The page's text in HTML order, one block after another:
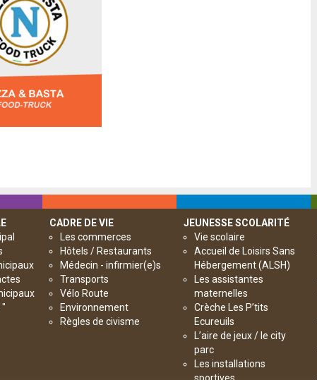
CADRE DE VIE
Les commerces
Hôtels / Restaurants
Médecin - infirmier(e)s
Transports
Vélo Route
Environnement
Règles de civisme
JEUNESSE SCOLARITÉ
Vie scolaire
Accueil de Loisirs Sans
Hébergement (ALSH)
Les assistantes
maternelles
Crèche Les P’tits
Ecureuils
L’aire de jeux / le city
parc
Les installations